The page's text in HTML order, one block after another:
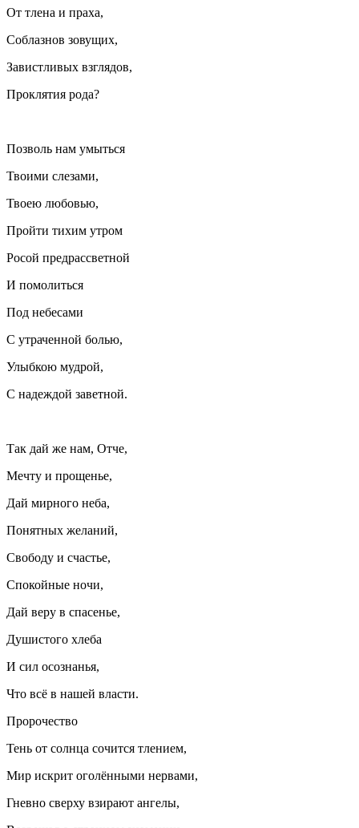
От тлена и праха,
Соблазнов зовущих,
Завистливых взглядов,
Проклятия рода?
Позволь нам умыться
Твоими слезами,
Твоею любовью,
Пройти тихим утром
Росой предрассветной
И помолиться
Под небесами
С утраченной болью,
Улыбкою мудрой,
С надеждой заветной.
Так дай же нам, Отче,
Мечту и прощенье,
Дай мирного неба,
Понятных желаний,
Свободу и счастье,
Спокойные ночи,
Дай веру в спасенье,
Душистого хлеба
И сил осознанья,
Что всё в нашей власти.
Пророчество
Тень от солнца сочится тлением,
Мир искрит оголёнными нервами,
Гневно сверху взирают ангелы,